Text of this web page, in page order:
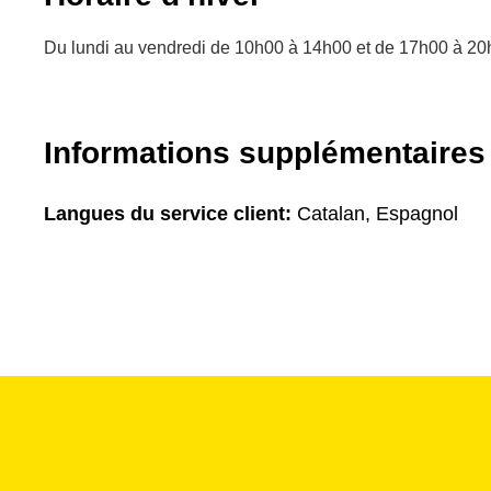
Du lundi au vendredi de 10h00 à 14h00 et de 17h00 à
Informations supplémentaires
Langues du service client: Catalan, Espagnol